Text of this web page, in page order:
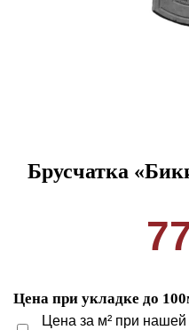
Брусчатка
Цена при укладке до
Цена за м² при